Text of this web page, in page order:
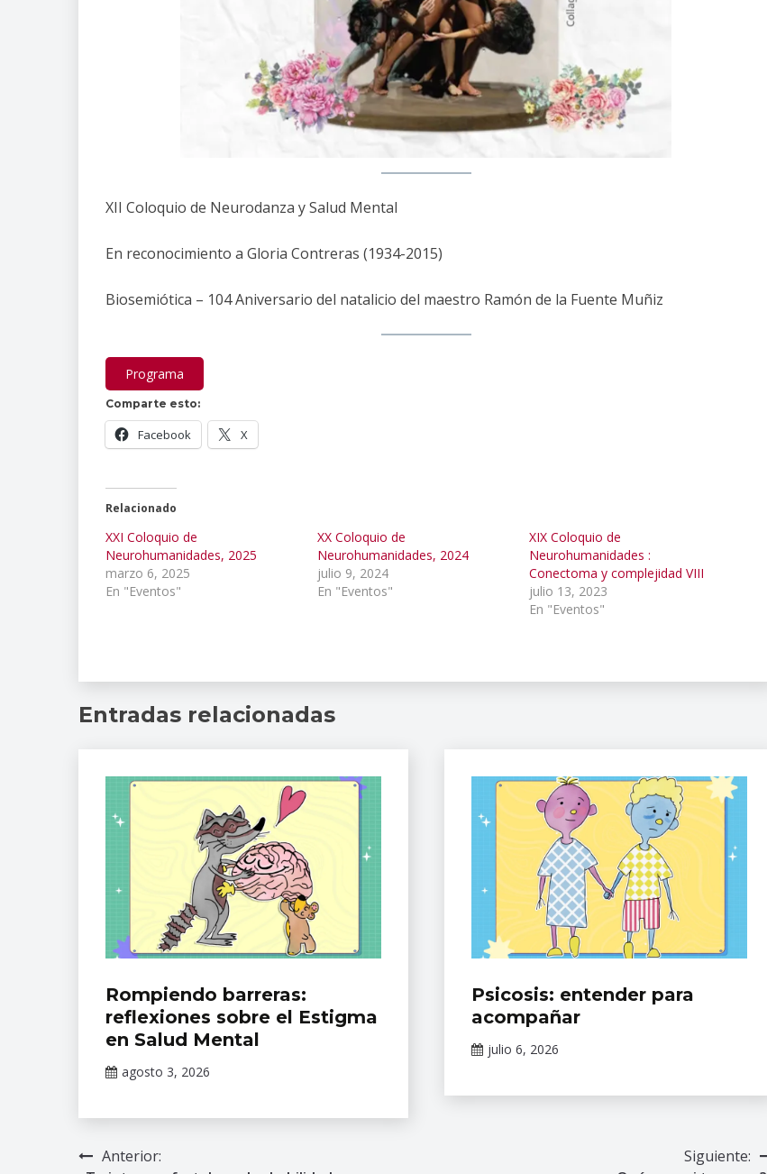
XII Coloquio de Neurodanza y Salud Mental
En reconocimiento a Gloria Contreras (1934-2015)
Biosemiótica – 104 Aniversario del natalicio del maestro Ramón de la Fuente Muñiz
Programa
Comparte esto:
Facebook X
Relacionado
XXI Coloquio de
Neurohumanidades, 2025
marzo 6, 2025
En "Eventos"
XX Coloquio de
Neurohumanidades, 2024
julio 9, 2024
En "Eventos"
XIX Coloquio de
Neurohumanidades :
Conectoma y complejidad VIII
julio 13, 2023
En "Eventos"
coloquio,
Contreras,
Ramón
la
Entradas relacionadas
Eventos
Académicos
del INPRFM
Rompiendo barreras:
reflexiones sobre el Estigma
en Salud Mental
agosto 3, 2026
Eventos
Académicos
del INPRFM
⁠Psicosis: entender para
acompañar
julio 6, 2026
Navegación
Anterior:
Siguiente: